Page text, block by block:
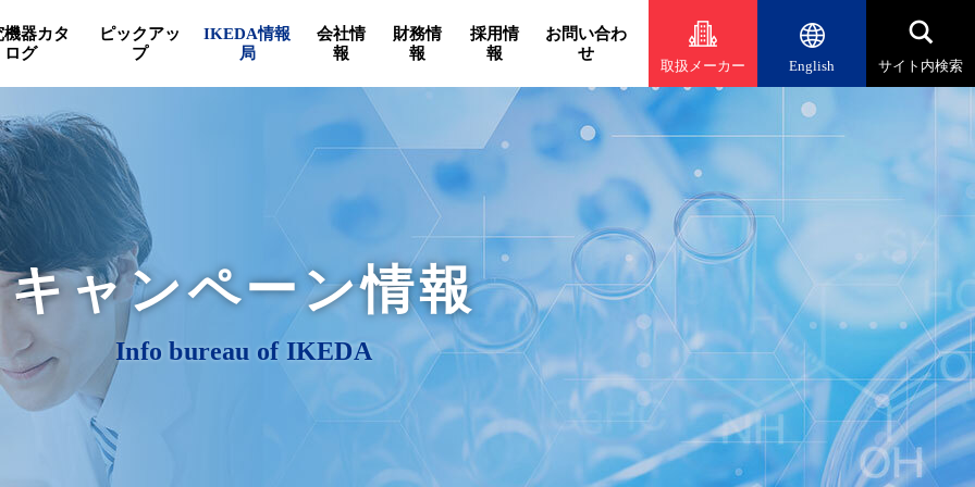
機器カタ
ログ
ピックアッ
プ
IKEDA情報
局
会社情
報
財務情
報
採用情
報
お問い合わ
せ
取扱メーカー English サイト内検索
キャンペーン情報